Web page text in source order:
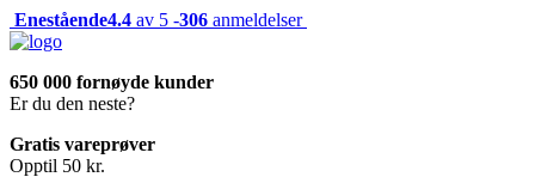
Enestående4.4 av 5 -306 anmeldelser
650 000 fornøyde kunder
Er du den neste?
Gratis vareprøver
Opptil 50 kr.